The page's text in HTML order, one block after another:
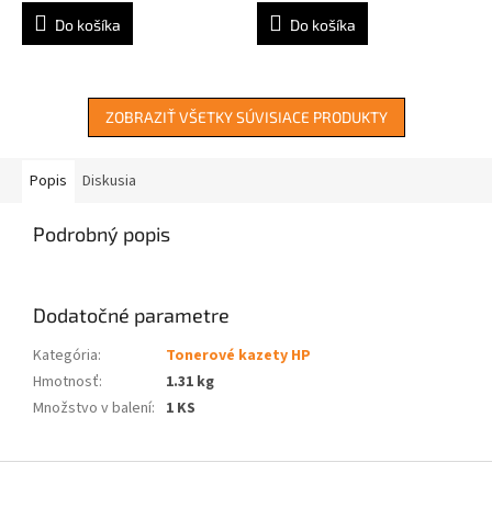
Do košíka Do košíka
ZOBRAZIŤ VŠETKY SÚVISIACE PRODUKTY
Popis Diskusia
Podrobný popis
Dodatočné parametre
Kategória:
Tonerové kazety HP
Hmotnosť:
1.31 kg
Množstvo v balení: 1 KS